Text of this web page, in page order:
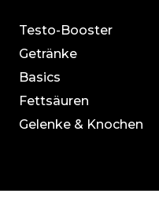
Testo-Booster
Getränke
Basics
Fettsäuren
Gelenke & Knochen